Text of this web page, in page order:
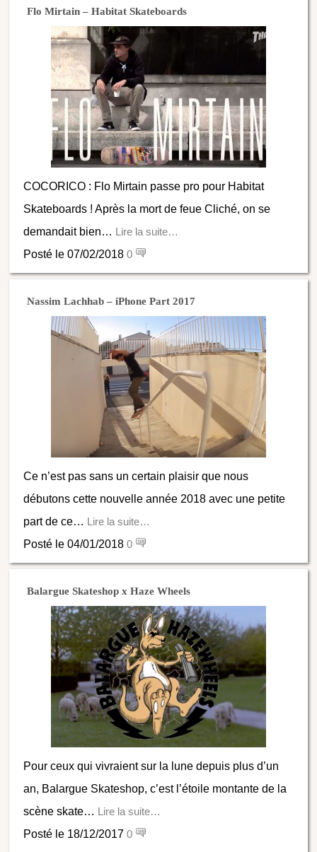
Flo Mirtain – Habitat Skateboards
COCORICO : Flo Mirtain passe pro pour Habitat
Skateboards ! Après la mort de feue Cliché, on se
demandait bien… Lire la suite…
Posté le 07/02/2018 0
Nassim Lachhab – iPhone Part 2017
Ce n’est pas sans un certain plaisir que nous
débutons cette nouvelle année 2018 avec une petite
part de ce… Lire la suite…
Posté le 04/01/2018 0
Balargue Skateshop x Haze Wheels
Pour ceux qui vivraient sur la lune depuis plus d’un
an, Balargue Skateshop, c’est l’étoile montante de la
scène skate… Lire la suite…
Posté le 18/12/2017 0